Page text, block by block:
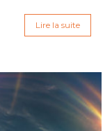
Lire la suite